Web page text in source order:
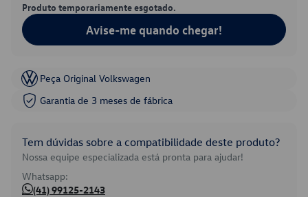
Produto temporariamente esgotado.
Avise-me quando chegar!
Peça Original Volkswagen
Garantia de 3 meses de fábrica
Tem dúvidas sobre a compatibilidade deste produto?
Nossa equipe especializada está pronta para ajudar!
Whatsapp:
(41) 99125-2143